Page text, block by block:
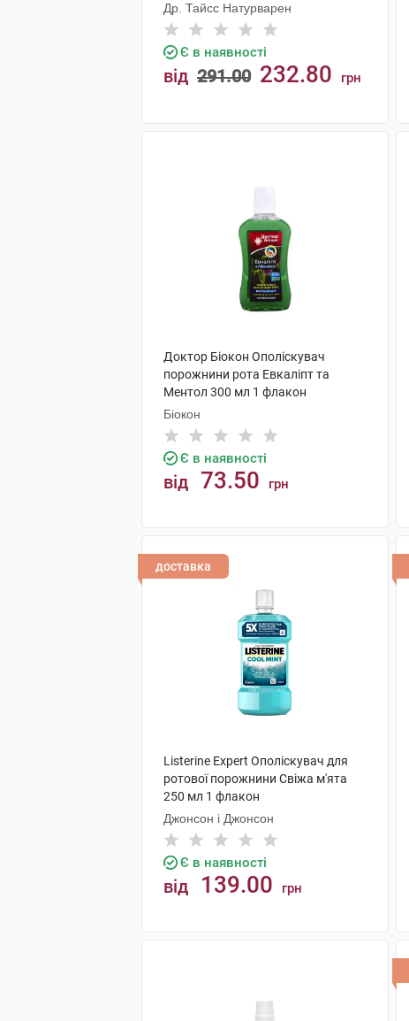
Др. Тайсс Натурварен
Є в наявності
від 291.00 232.80 грн
Доктор Біокон Ополіскувач
порожнини рота Евкаліпт та
Ментол 300 мл 1 флакон
Біокон
Є в наявності
від 73.50 грн
доставка
Listerine Expert Ополіскувач для
ротової порожнини Свіжа м'ята
250 мл 1 флакон
Джонсон і Джонсон
Є в наявності
від 139.00 грн